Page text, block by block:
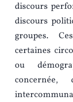
discours
discours
groupes.
certaines
ou